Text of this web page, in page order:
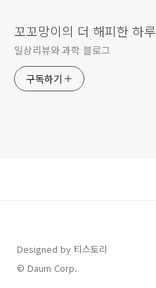
꼬꼬망이의 더 해피한 하루
일상리뷰와 과학 블로그
구독하기
Designed by 티스토리
© Daum Corp.